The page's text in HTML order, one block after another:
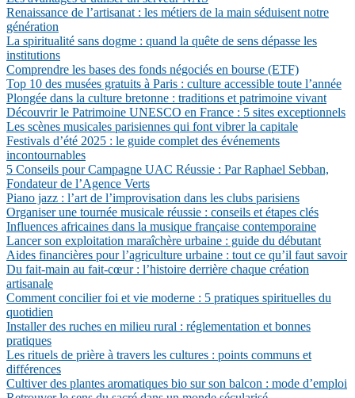
Renaissance de l’artisanat : les métiers de la main séduisent notre
génération
La spiritualité sans dogme : quand la quête de sens dépasse les
institutions
Comprendre les bases des fonds négociés en bourse (ETF)
Top 10 des musées gratuits à Paris : culture accessible toute l’année
Plongée dans la culture bretonne : traditions et patrimoine vivant
Découvrir le Patrimoine UNESCO en France : 5 sites exceptionnels
Les scènes musicales parisiennes qui font vibrer la capitale
Festivals d’été 2025 : le guide complet des événements
incontournables
5 Conseils pour Campagne UAC Réussie : Par Raphael Sebban,
Fondateur de l’Agence Verts
Piano jazz : l’art de l’improvisation dans les clubs parisiens
Organiser une tournée musicale réussie : conseils et étapes clés
Influences africaines dans la musique française contemporaine
Lancer son exploitation maraîchère urbaine : guide du débutant
Aides financières pour l’agriculture urbaine : tout ce qu’il faut savoir
Du fait-main au fait-cœur : l’histoire derrière chaque création
artisanale
Comment concilier foi et vie moderne : 5 pratiques spirituelles du
quotidien
Installer des ruches en milieu rural : réglementation et bonnes
pratiques
Les rituels de prière à travers les cultures : points communs et
différences
Cultiver des plantes aromatiques bio sur son balcon : mode d’emploi